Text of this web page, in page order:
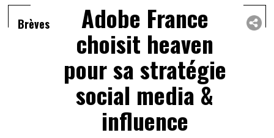
Brèves Adobe France
choisit heaven
pour sa stratégie
social media &
influence